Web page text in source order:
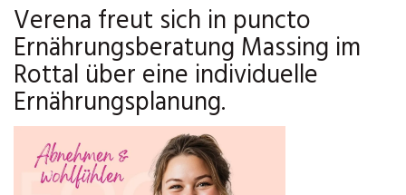
Verena freut sich in puncto
Ernährungsberatung Massing im
Rottal über eine individuelle
Ernährungsplanung.